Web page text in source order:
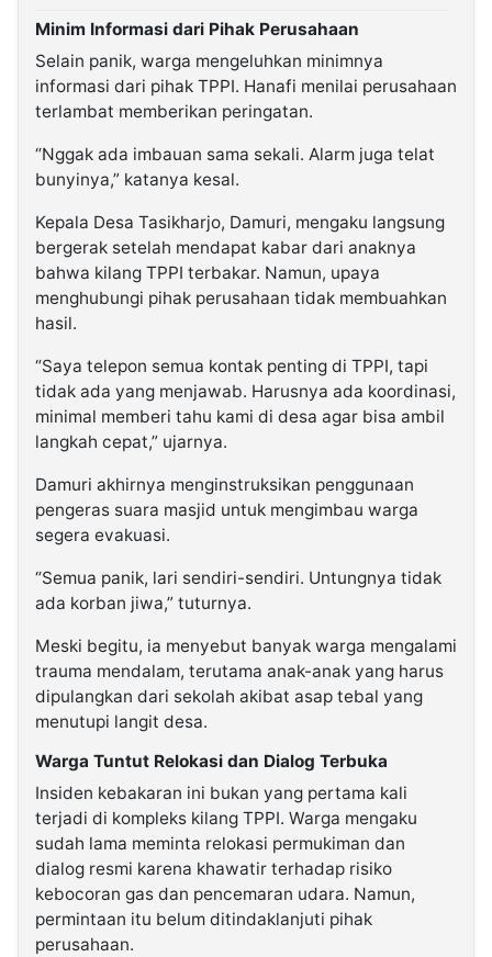
Minim Informasi dari Pihak Perusahaan
Selain panik, warga mengeluhkan minimnya
informasi dari pihak TPPI. Hanafi menilai perusahaan
terlambat memberikan peringatan.
“Nggak ada imbauan sama sekali. Alarm juga telat
bunyinya,” katanya kesal.
Kepala Desa Tasikharjo, Damuri, mengaku langsung
bergerak setelah mendapat kabar dari anaknya
bahwa kilang TPPI terbakar. Namun, upaya
menghubungi pihak perusahaan tidak membuahkan
hasil.
“Saya telepon semua kontak penting di TPPI, tapi
tidak ada yang menjawab. Harusnya ada koordinasi,
minimal memberi tahu kami di desa agar bisa ambil
langkah cepat,” ujarnya.
Damuri akhirnya menginstruksikan penggunaan
pengeras suara masjid untuk mengimbau warga
segera evakuasi.
“Semua panik, lari sendiri-sendiri. Untungnya tidak
ada korban jiwa,” tuturnya.
Meski begitu, ia menyebut banyak warga mengalami
trauma mendalam, terutama anak-anak yang harus
dipulangkan dari sekolah akibat asap tebal yang
menutupi langit desa.
Warga Tuntut Relokasi dan Dialog Terbuka
Insiden kebakaran ini bukan yang pertama kali
terjadi di kompleks kilang TPPI. Warga mengaku
sudah lama meminta relokasi permukiman dan
dialog resmi karena khawatir terhadap risiko
kebocoran gas dan pencemaran udara. Namun,
permintaan itu belum ditindaklanjuti pihak
perusahaan.